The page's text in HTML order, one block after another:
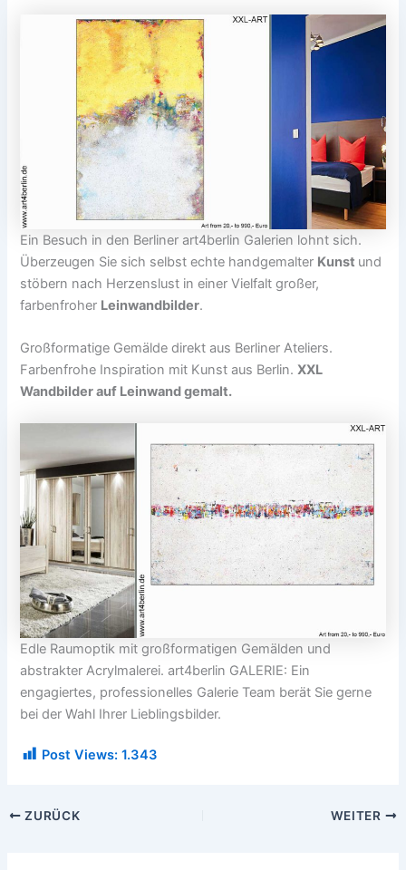
Ein Besuch in den Berliner art4berlin Galerien lohnt sich.
Überzeugen Sie sich selbst echte handgemalter Kunst und
stöbern nach Herzenslust in einer Vielfalt großer,
farbenfroher Leinwandbilder.
Großformatige Gemälde direkt aus Berliner Ateliers.
Farbenfrohe Inspiration mit Kunst aus Berlin.XXL
Wandbilder auf Leinwand gemalt.
Edle Raumoptik mit großformatigen Gemälden und
abstrakter Acrylmalerei. art4berlin GALERIE: Ein
engagiertes, professionelles Galerie Team berät Sie gerne
bei der Wahl Ihrer Lieblingsbilder.
Post Views: 1.343
ZURÜCK WEITER